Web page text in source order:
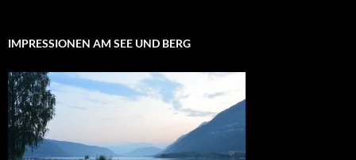
IMPRESSIONEN AM SEE UND BERG